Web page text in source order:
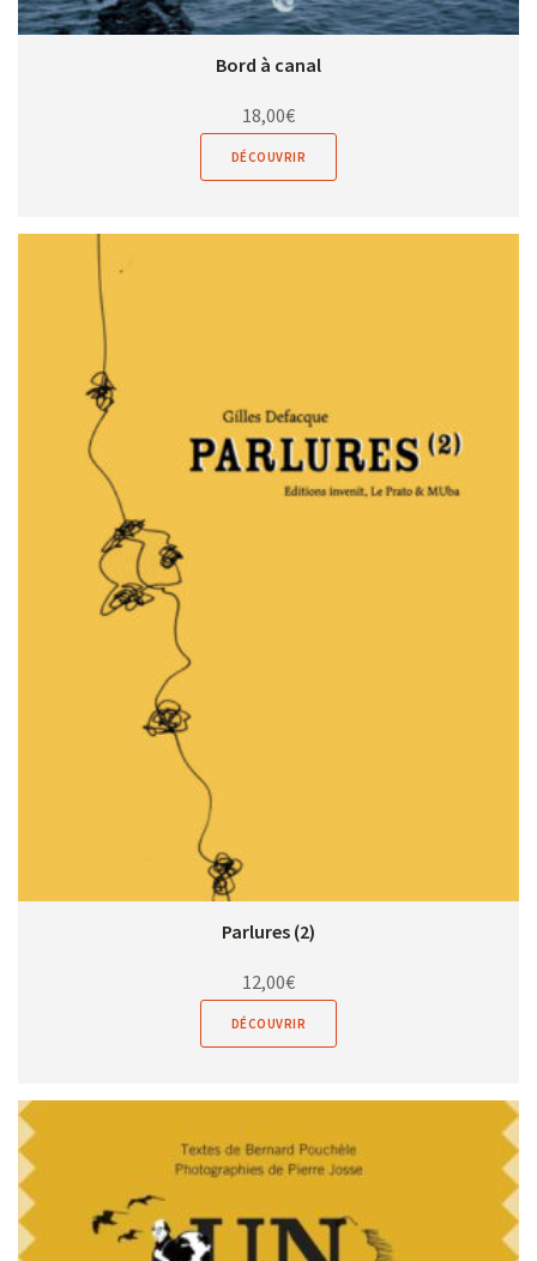
Bord à canal
18,00€
DÉCOUVRIR
Parlures (2)
12,00€
DÉCOUVRIR